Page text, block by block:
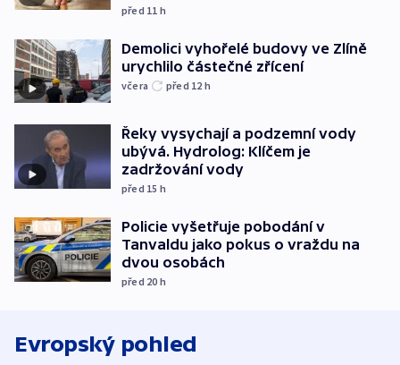
před 11 h
Demolici vyhořelé budovy ve Zlíně
urychlilo částečné zřícení
včera před 12 h
Řeky vysychají a podzemní vody
ubývá. Hydrolog: Klíčem je
zadržování vody
před 15 h
Policie vyšetřuje pobodání v
Tanvaldu jako pokus o vraždu na
dvou osobách
před 20 h
Evropský pohled